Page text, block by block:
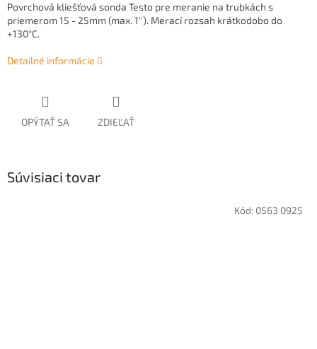
Povrchová kliešťová sonda Testo pre meranie na trubkách s
priemerom 15 - 25mm (max. 1''). Merací rozsah krátkodobo do
+130°C.
Detailné informácie
OPÝTAŤ SA ZDIEĽAŤ
Súvisiaci tovar
Kód: 0563 0925